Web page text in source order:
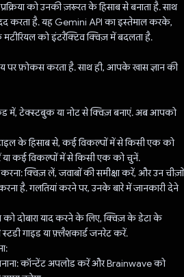
को उनकी ज़रूरत के हिसाब से बनाता है. साथ
करता है. यह Gemini API का इस्तेमाल करके,
को इंटरैक्टिव क्विज़ में बदलता है.
फ़ोकस करता है. साथ ही, आपके खास ज्ञान की
में, टेक्स्टबुक या नोट से क्विज़ बनाएं. अब आपको
के हिसाब से, कई विकल्पों में से किसी एक को
कई विकल्पों में से किसी एक को चुनें.
क्विज़ लें, जवाबों की समीक्षा करें, और उन चीज़ों
है. गलतियां करने पर, उनके बारे में जानकारी देने
को दोबारा याद करने के लिए, क्विज़ के डेटा के
स्टडी गाइड या फ़्लैशकार्ड जनरेट करें.
कॉन्टेंट अपलोड करें और Brainwave को